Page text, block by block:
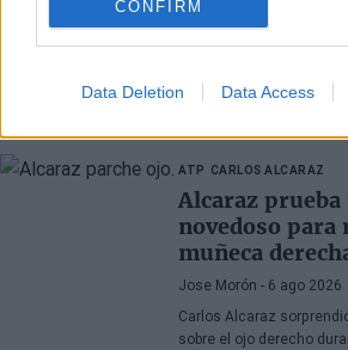
CONFIRM
Data Deletion Data Access
Últimos artículos
ATP CARLOS ALCARAZ
Alcaraz
novedoso para
muñeca
Jose Morón - 6 ago 2026
Carlos Alcaraz
sobre el ojo derecho